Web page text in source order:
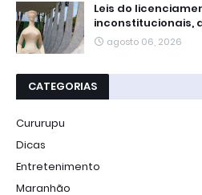
Leis do
inconstitucionais,
agosto 06, 2026
CATEGORIAS
Cururupu
Dicas
Entretenimento
Maranhão